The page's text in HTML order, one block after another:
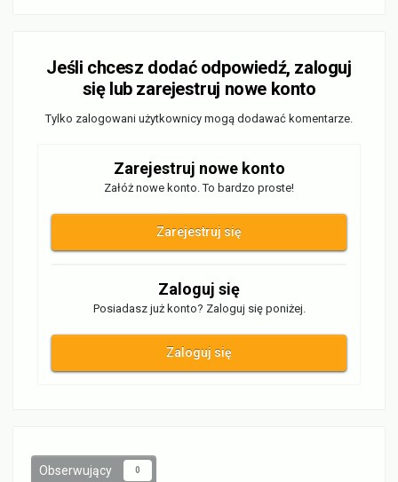
Jeśli chcesz dodać odpowiedź, zaloguj
się lub zarejestruj nowe konto
Tylko zalogowani użytkownicy mogą dodawać komentarze.
Zarejestruj nowe konto
Załóż nowe konto. To bardzo proste!
Zarejestruj się
Zaloguj się
Posiadasz już konto? Zaloguj się poniżej.
Zaloguj się
Obserwujący 0